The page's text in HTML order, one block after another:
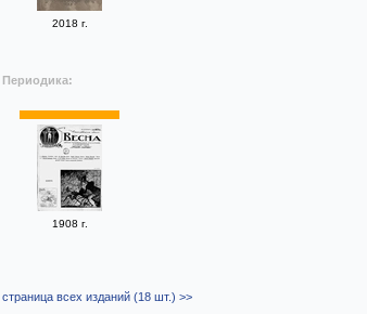
2018 г.
Периодика:
1908 г.
страница всех изданий (18 шт.) >>